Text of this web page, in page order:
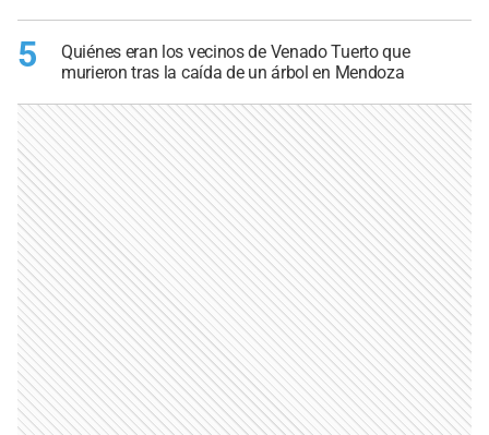
5
Quiénes eran los vecinos de Venado Tuerto que
murieron tras la caída de un árbol en Mendoza